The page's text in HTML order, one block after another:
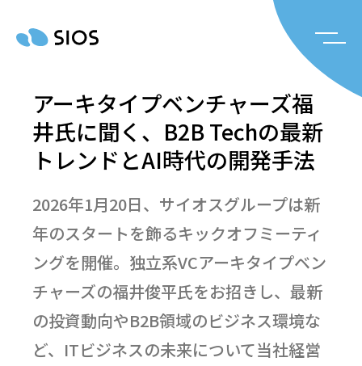
アーキタイプベンチャーズ福
井氏に聞く、B2B Techの最新
トレンドとAI時代の開発手法
2026年1月20日、サイオスグループは新
年のスタートを飾るキックオフミーティ
ングを開催。独立系VCアーキタイプベン
チャーズの福井俊平氏をお招きし、最新
の投資動向やB2B領域のビジネス環境な
ど、ITビジネスの未来について当社経営